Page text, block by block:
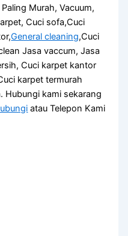
Murah, Vacuum,
Cuci sofa,Cuci
General cleaning,Cuci
Jasa vaccum, Jasa
Cuci karpet kantor
karpet termurah
Hubungi kami sekarang
atau Telepon Kami